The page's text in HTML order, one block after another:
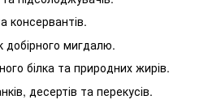
консервантів.
мигдалю.
білка та природних жирів.
десертів та перекусів.